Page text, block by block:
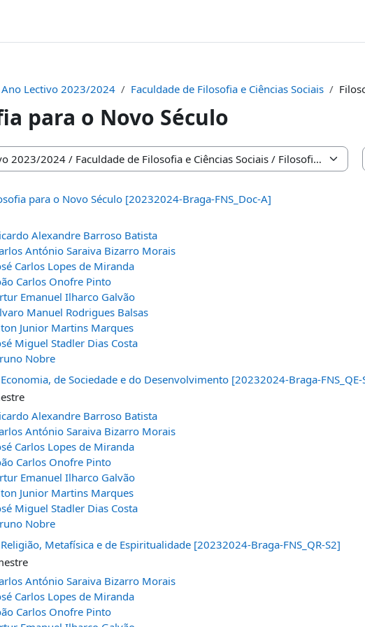
Ano Lectivo 2023/2024 Faculdade de Filosofia e Ciências Sociais
para o Novo Século
disciplinas
para o Novo Século [20232024-Braga-FNS_Doc-A]
Alexandre Barroso Batista
António Saraiva Bizarro Morais
Carlos Lopes de Miranda
Carlos Onofre Pinto
Emanuel Ilharco Galvão
Manuel Rodrigues Balsas
Junior Martins Marques
Miguel Stadler Dias Costa
Nobre
de Sociedade e do Desenvolvimento [20232024-Braga-FNS_QE-
Alexandre Barroso Batista
António Saraiva Bizarro Morais
Carlos Lopes de Miranda
Carlos Onofre Pinto
Emanuel Ilharco Galvão
Junior Martins Marques
Miguel Stadler Dias Costa
Nobre
Metafísica e de Espiritualidade [20232024-Braga-FNS_QR-S2]
António Saraiva Bizarro Morais
Carlos Lopes de Miranda
Carlos Onofre Pinto